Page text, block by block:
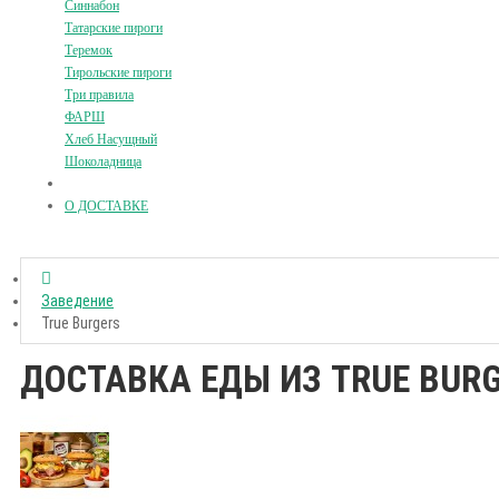
Синнабон
Татарские пироги
Теремок
Тирольские пироги
Три правила
ФАРШ
Хлеб Насущный
Шоколадница
О ДОСТАВКЕ
Заведение
True Burgers
ДОСТАВКА ЕДЫ ИЗ TRUE